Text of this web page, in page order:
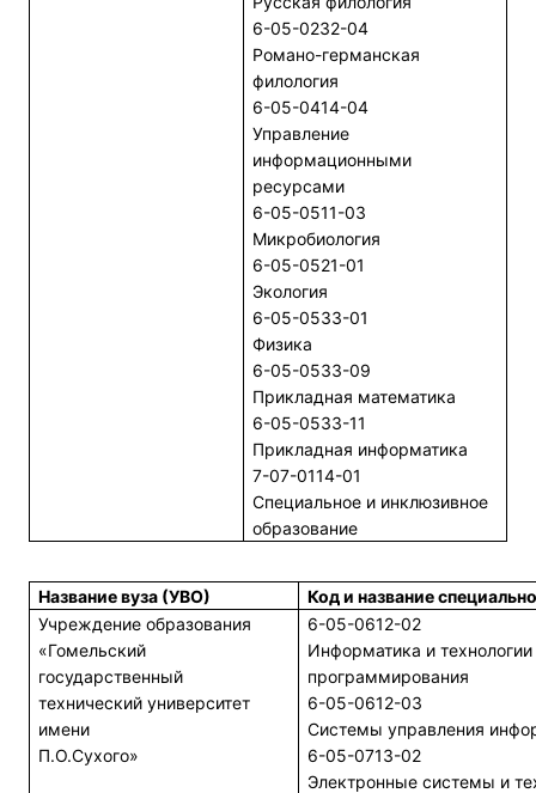
6-05-0232-04
Романо-германская
филология
6-05-0414-04
Управление
информационными
ресурсами
6-05-0511-03
Микробиология
6-05-0521-01
Экология
6-05-0533-01
Физика
6-05-0533-09
Прикладная математика
6-05-0533-11
Прикладная информатика
7-07-0114-01
Специальное и инклюзивное
образование
Название вуза (УВО)
Код и название
Учреждение образования
«Гомельский
государственный
технический университет
имени
П.О.Сухого»
6-05-0612-02
Информатика и технологии
программирования
6-05-0612-03
Системы управления
6-05-0713-02
Электронные системы и